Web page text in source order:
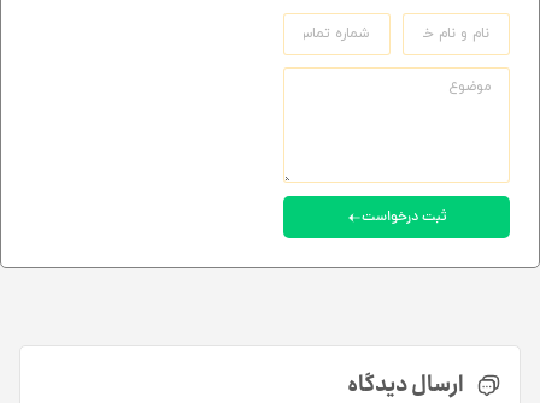
ثبت درخواست
ارسال دیدگاه